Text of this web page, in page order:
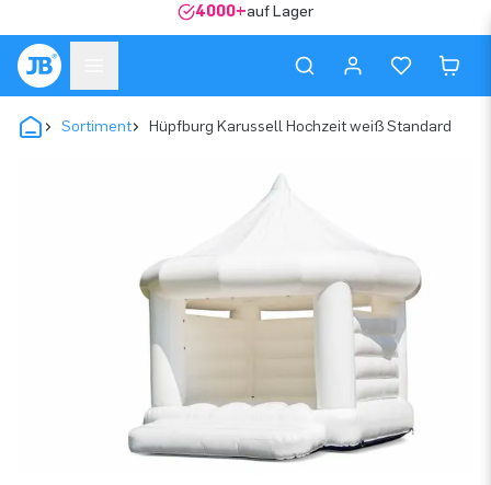
4000+auf Lager
Sortiment Hüpfburg Karussell Hochzeit weiß Standard